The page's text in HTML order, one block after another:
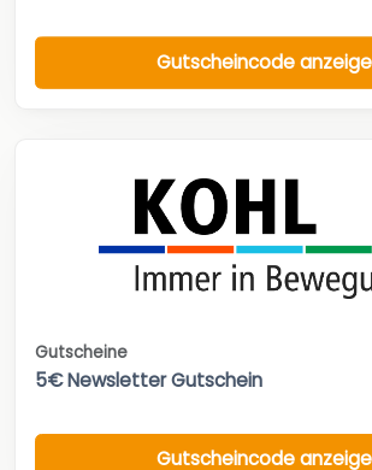
Gutscheincode
Gutscheine
5€ Newsletter Gutschein
Gutscheincode